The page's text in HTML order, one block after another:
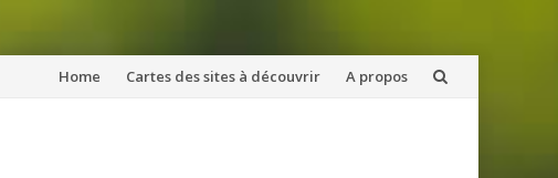
Aller
Home Cartes des sites à découvrir A propos